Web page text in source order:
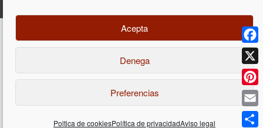
Acepta
Denega
Preferencias
Poltica de cookiesPolítica de privacidadAviso legal
Diseño y programación web porDieres.com
| Lúquez Associats SL | ©
X
Email